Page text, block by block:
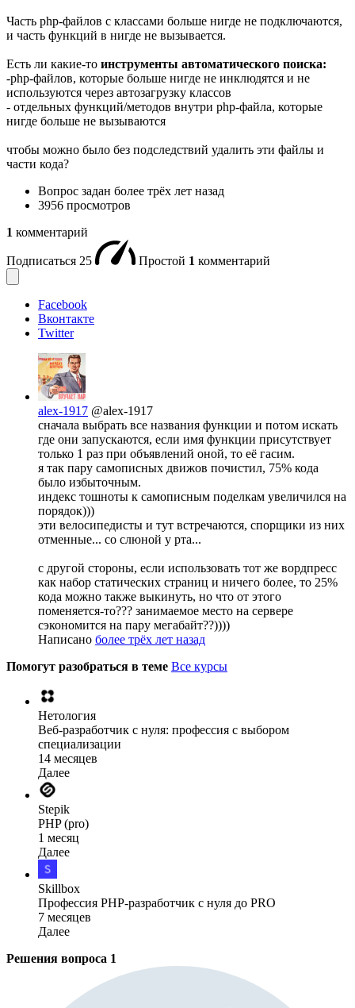
Часть php-файлов с классами больше нигде не подключаются,
и часть функций в нигде не вызывается.
Есть ли какие-то инструменты автоматического поиска:
-php-файлов, которые больше нигде не инклюдятся и не
используются через автозагрузку классов
- отдельных функций/методов внутри php-файла, которые
нигде больше не вызываются
чтобы можно было без подследствий удалить эти файлы и
части кода?
Вопрос задан более трёх лет назад
3956 просмотров
1 комментарий
Подписаться 25 Простой 1 комментарий
Facebook
Вконтакте
Twitter
alex-1917 @alex-1917
сначала выбрать все названия функции и потом искать
где они запускаются, если имя функции присутствует
только 1 раз при объявлений оной, то её гасим.
я так пару самописных движов почистил, 75% кода
было избыточным.
индекс тошноты к самописным поделкам увеличился на
порядок)))
эти велосипедисты и тут встречаются, спорщики из них
отменные... со слюной у рта...
с другой стороны, если использовать тот же вордпресс
как набор статических страниц и ничего более, то 25%
кода можно также выкинуть, но что от этого
поменяется-то??? занимаемое место на сервере
сэкономится на пару мегабайт??))))
Написано более трёх лет назад
Помогут разобраться в теме Все курсы
Нетология
Веб-разработчик с нуля: профессия с выбором
специализации
14 месяцев
Далее
Stepik
PHP (pro)
1 месяц
Далее
Skillbox
Профессия PHP-разработчик с нуля до PRO
7 месяцев
Далее
Решения вопроса 1